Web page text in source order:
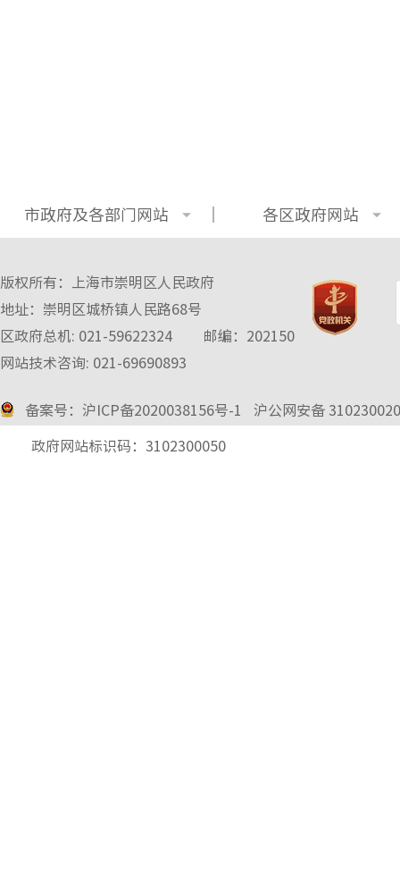
市政府及各部门网站 各区政府网站
版权所有：上海市崇明区人民政府
地址：崇明区城桥镇人民路68号
区政府总机: 021-59622324
邮编：202150
网站技术咨询: 021-69690893
备案号：沪ICP备2020038156号-1 沪公网安备 3102300
政府网站标识码：3102300050